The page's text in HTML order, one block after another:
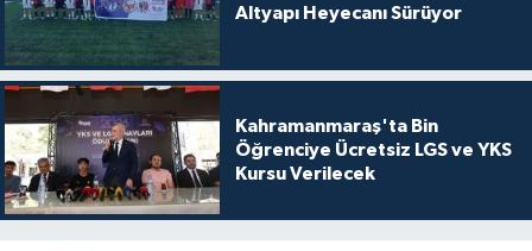
Altyapı Heyecanı Sürüyor
Kahramanmaraş'ta Bin
Öğrenciye Ücretsiz LGS ve YKS
Kursu Verilecek